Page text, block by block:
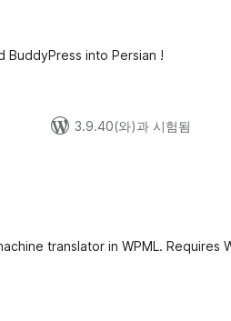
BuddyPress into Persian !
3.9.40(와)과 시험됨
translator in WPML. Requires